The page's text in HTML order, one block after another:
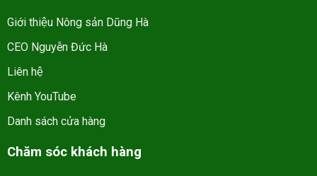
Giới thiệu Nông sản Dũng Hà
CEO Nguyễn Đức Hà
Liên hệ
Kênh YouTube
Danh sách cửa hàng
Chăm sóc khách hàng